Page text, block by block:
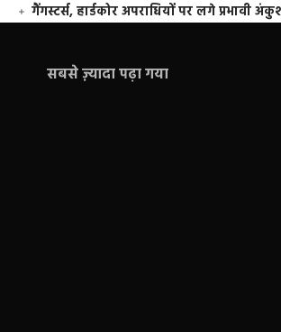
गैंगस्टर्स, हार्डकोर अपराधियों पर लगे प्रभावी
सबसे ज़्यादा पढ़ा गया